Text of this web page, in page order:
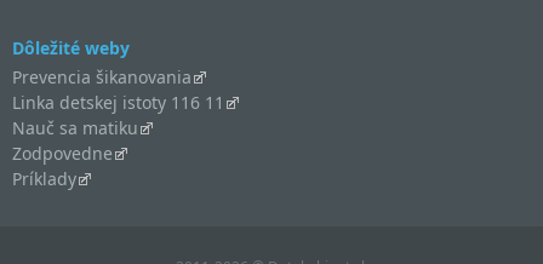
Dôležité weby
Prevencia šikanovania
Linka detskej istoty 116 11
Nauč sa matiku
Zodpovedne
Príklady